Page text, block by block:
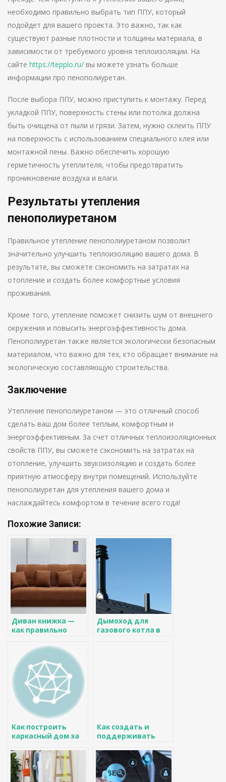
необходимо правильно выбрать тип ППУ, который
подойдет для вашего проекта. Это важно, так как
существуют разные плотности и толщины материала, в
зависимости от требуемого уровня теплоизоляции. На
сайте https://tepplo.ru/ вы можете узнать больше
информации про пенополиуретан.
После выбора ППУ, можно приступить к монтажу. Перед
укладкой ППУ, поверхность стены или потолка должна
быть очищена от пыли и грязи. Затем, нужно склеить ППУ
на поверхность с использованием специального клея или
монтажной пены. Важно обеспечить хорошую
герметичность утеплителя, чтобы предотвратить
проникновение воздуха и влаги.
Результаты утепления
пенополиуретаном
Правильное утепление пенополиуретаном позволит
значительно улучшить теплоизоляцию вашего дома. В
результате, вы сможете сэкономить на затратах на
отопление и создать более комфортные условия
проживания.
Кроме того, утепление поможет снизить шум от внешнего
окружения и повысить энергоэффективность дома.
Пенополиуретан также является экологически безопасным
материалом, что важно для тех, кто обращает внимание на
экологическую составляющую строительства.
Заключение
Утепление пенополиуретаном — это отличный способ
сделать ваш дом более теплым, комфортным и
энергоэффективным. За счет отличных теплоизоляционных
свойств ППУ, вы сможете сэкономить на затратах на
отопление, улучшить звукоизоляцию и создать более
приятную атмосферу внутри помещений. Используйте
пенополиуретан для утепления вашего дома и
наслаждайтесь комфортом в течение всего года!
Похожие Записи:
Диван книжка —
как правильно
современного
дизайна (120 фото)
Дымоход для
газового котла в
Как построить
каркасный дом за
долларов
Как создать и
поддерживать
в интерьере